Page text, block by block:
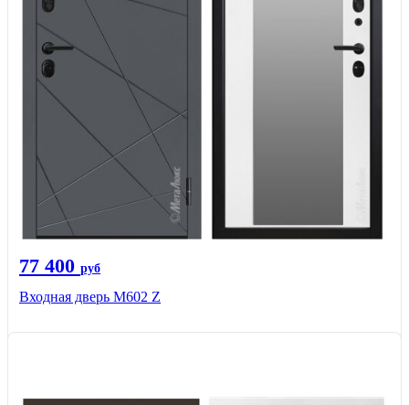
77 400 руб
Входная дверь М602 Z